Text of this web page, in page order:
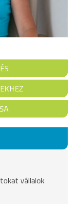
vállalok